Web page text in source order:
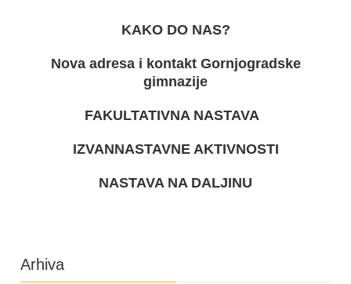
KAKO DO NAS?
Nova adresa i kontakt Gornjogradske
gimnazije
FAKULTATIVNA NASTAVA
IZVANNASTAVNE AKTIVNOSTI
NASTAVA NA DALJINU
Arhiva